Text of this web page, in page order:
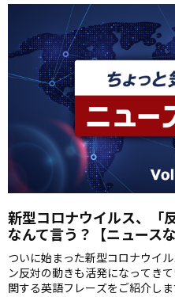
新型コロナウイルス、「
なんて言う？【ニュースな
ついに始まった新型コロナウイ
ン反対の動きも活発になってき
関する英語フレーズをご紹介しま